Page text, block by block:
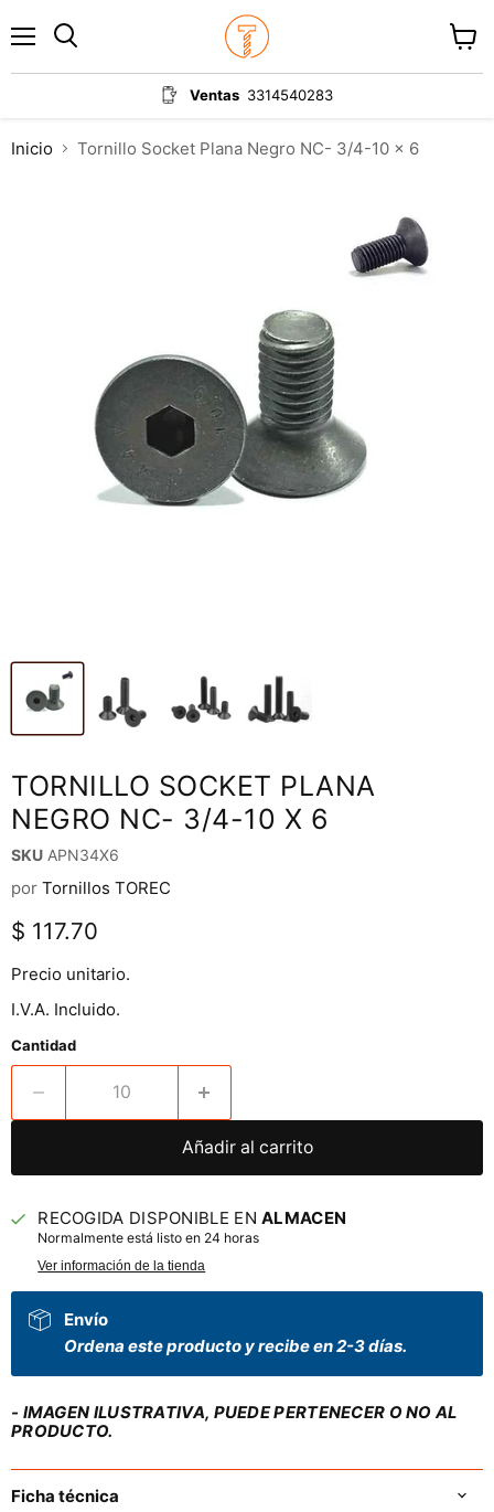
Ventas 3314540283
carrito
Inicio Tornillo Socket Plana Negro NC- 3/4-10 x 6
TORNILLO SOCKET PLANA
NEGRO NC- 3/4-10 X 6
SKU APN34X6
por Tornillos TOREC
Precio actual
$ 117.70
Precio unitario.
I.V.A. Incluido.
Cantidad
Añadir al carrito
RECOGIDA DISPONIBLE ENALMACEN
Normalmente está listo en 24 horas
Ver información de la tienda
Envío
Ordena este producto y recibe en 2-3 días.
- IMAGEN ILUSTRATIVA, PUEDE PERTENECER O NO AL
PRODUCTO.
Ficha técnica